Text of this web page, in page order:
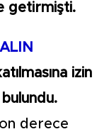
getirmişti.
izin
derece